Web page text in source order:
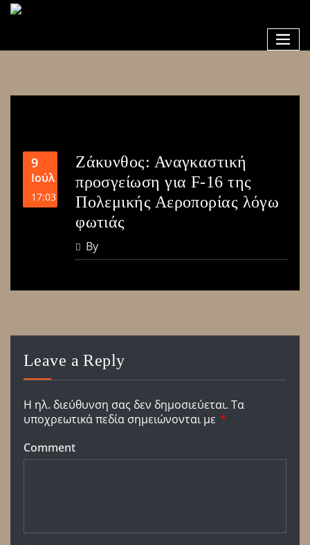
9
Ιούλ
17:03
Ζάκυνθος: Αναγκαστική
προσγείωση για F-16 της
Πολεμικής Αεροπορίας λόγω
φωτιάς
By
Leave a Reply
Η ηλ. διεύθυνση σας δεν δημοσιεύεται. Τα
υποχρεωτικά πεδία σημειώνονται με *
Comment